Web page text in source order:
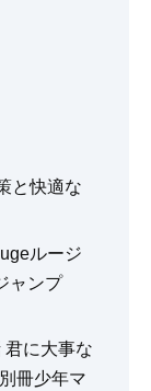
と快適な
ルージ
ャンプ
君に大事な
冊少年マ